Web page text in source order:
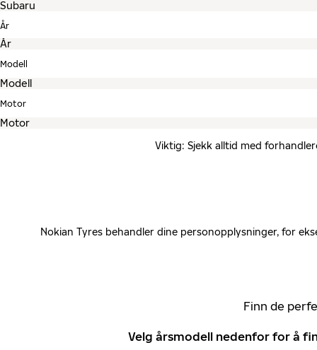
År
Modell
Motor
Viktig: Sjekk alltid med
Nokian Tyres behandler dine personopplysninger, for
Finn de
Velg årsmodell nedenfor for å